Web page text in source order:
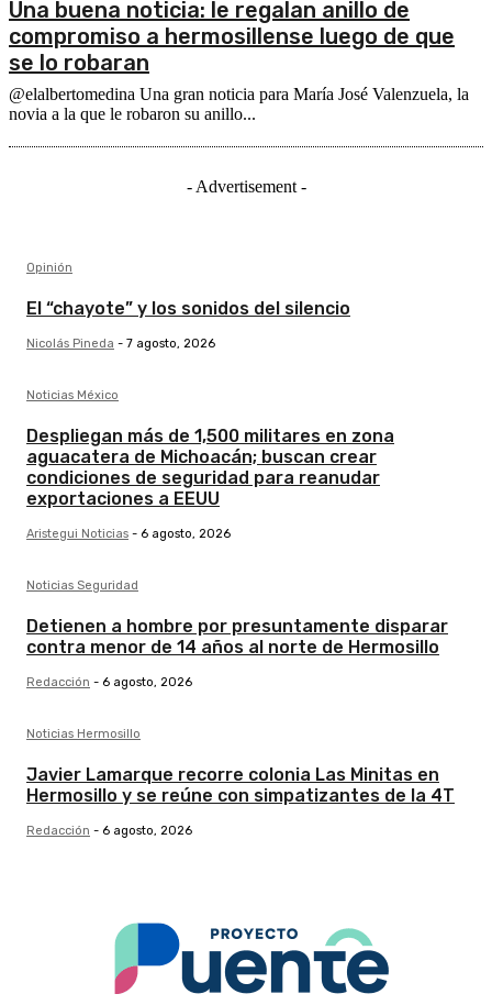
Una buena noticia: le regalan anillo de
compromiso a hermosillense luego de que
se lo robaran
@elalbertomedina Una gran noticia para María José Valenzuela, la
novia a la que le robaron su anillo...
- Advertisement -
Opinión
El “chayote” y los sonidos del silencio
Nicolás Pineda - 7 agosto, 2026
Noticias México
Despliegan más de 1,500 militares en zona
aguacatera de Michoacán; buscan crear
condiciones de seguridad para reanudar
exportaciones a EEUU
Aristegui Noticias - 6 agosto, 2026
Noticias Seguridad
Detienen a hombre por presuntamente disparar
contra menor de 14 años al norte de Hermosillo
Redacción - 6 agosto, 2026
Noticias Hermosillo
Javier Lamarque recorre colonia Las Minitas en
Hermosillo y se reúne con simpatizantes de la 4T
Redacción - 6 agosto, 2026